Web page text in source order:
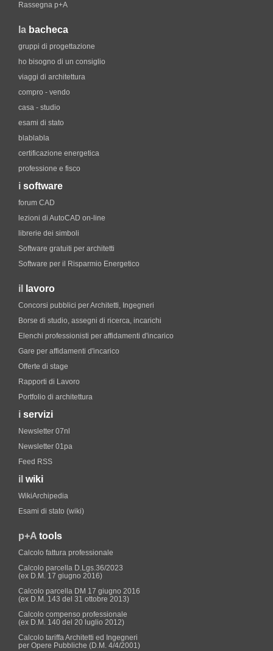
Rassegna p+A
la bacheca
gruppi di progettazione
ho bisogno di un consiglio
viaggi di architettura
compro - vendo
casa - studio
esami di stato
blablabla
certificazione energetica
professione e fisco
i software
forum CAD
lezioni di AutoCAD on-line
librerie dei simboli
Software gratuiti per architetti
Software per il Risparmio Energetico
il lavoro
Concorsi pubblici per Architetti, Ingegneri
Borse di studio, assegni di ricerca, incarichi
Elenchi professionisti per affidamenti d'incarico
Gare per affidamenti d'incarico
Offerte di stage
Rapporti di Lavoro
Portfolio di architettura
i servizi
Newsletter 07nl
Newsletter 01pa
Feed RSS
il wiki
WikiArchipedia
Esami di stato (wiki)
p+A tools
Calcolo fattura professionale
Calcolo parcella D.Lgs.36/2023
(ex D.M. 17 giugno 2016)
Calcolo parcella DM 17 giugno 2016
(ex D.M. 143 del 31 ottobre 2013)
Calcolo compenso professionale
(ex D.M. 140 del 20 luglio 2012)
Calcolo tariffa Architetti ed Ingegneri
per Opere Pubbliche (D.M. 4/4/2001)